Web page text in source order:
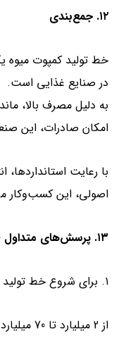
۱۲. جمع‌بندی
خط تولید کمپوت میوه
در صنایع غذایی است.
به دلیل مصرف بالا،
امکان صادرات، این
با رعایت
اصولی، این کسب‌وکار
۱۳. پرسش‌های متداول (FAQ)
۱. برای شروع خط تولید کمپوت چقدر سرمایه لازم است؟
از 2 میلیارد تا 70 میلیارد بسته به ظرفیت.